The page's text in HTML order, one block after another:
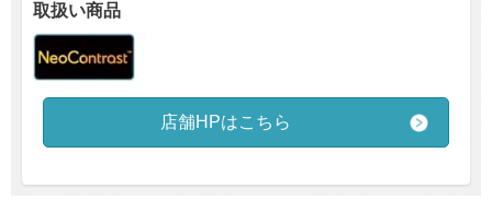
取扱い商品
店舗HPはこちら